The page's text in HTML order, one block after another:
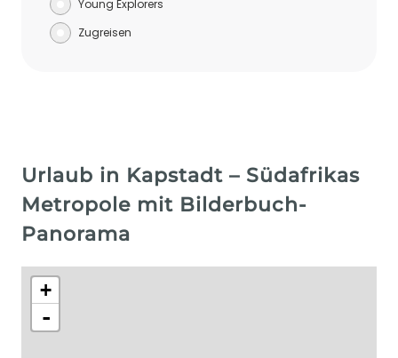
Young Explorers
Zugreisen
Urlaub in Kapstadt – Südafrikas
Metropole mit Bilderbuch-
Panorama
+
-